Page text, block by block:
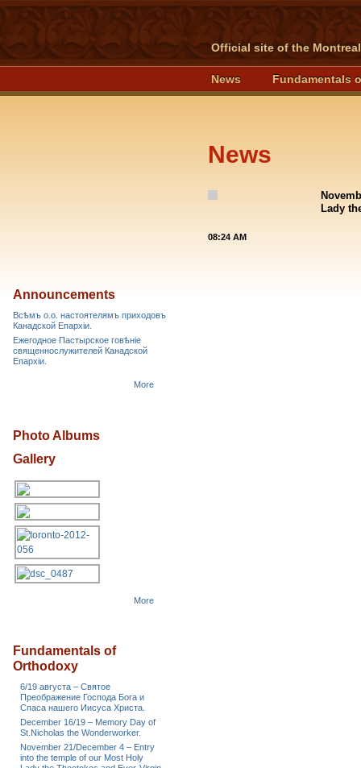
Official site of the
News Fundamentals
News
Lady
08:24 AM
Announcements
Всѣмъ о.о. настоятелямъ приходовъ
Канадской Епархiи.
Ежегодное Пастырское говѣніе
священнослужителей Канадской
Епархіи.
More
Photo Albums
Gallery
More
Fundamentals of
Orthodoxy
6/19 августа – Святое
Преображение Господа Бога и
Спаса нашего Иисуса Христа.
December 16/19 – Memory Day of
St.Nicholas the Wonderworker.
November 21/December 4 – Entry
into the temple of our Most Holy